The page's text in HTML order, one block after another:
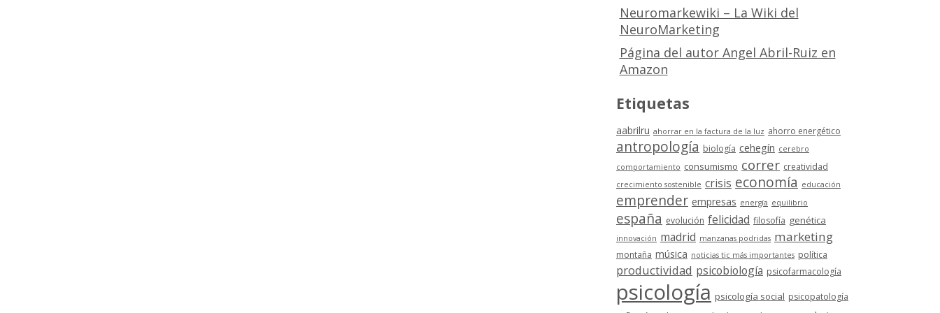
Neuromarkewiki – La Wiki del
NeuroMarketing
Página del autor Angel Abril-Ruiz en
Amazon
Etiquetas
aabrilru ahorrar en la factura de la luz ahorro energético
antropología biología cehegín cerebro
comportamiento consumismo correr creatividad
crecimiento sostenible crisis economía educación
emprender empresas energía equilibrio
españa evolución felicidad filosofía genética
innovación madrid manzanas podridas marketing
montaña música noticias tic más importantes política
productividad psicobiología psicofarmacología
psicología psicología social psicopatología